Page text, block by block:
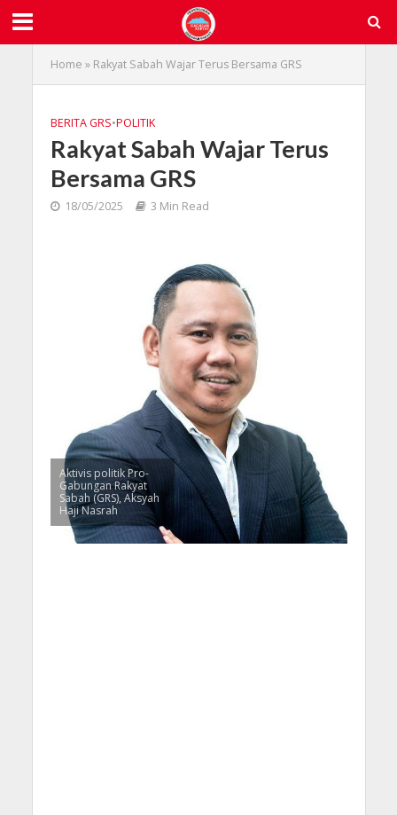
Home » Rakyat Sabah Wajar Terus Bersama GRS
BERITA GRS•POLITIK
Rakyat Sabah Wajar Terus
Bersama GRS
18/05/2025 3 Min Read
Aktivis politik Pro-
Gabungan Rakyat
Sabah (GRS), Aksyah
Haji Nasrah